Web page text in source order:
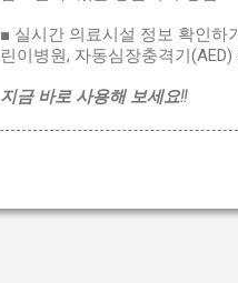
■ 실시간 의료시설 정보 확인하
린이병원, 자동심장충격기
지금 바로 사용해 보세요!!